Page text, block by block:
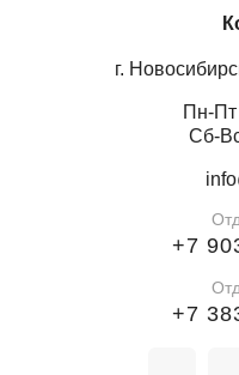
г.
Пн-Пт
Сб-
+7
+7